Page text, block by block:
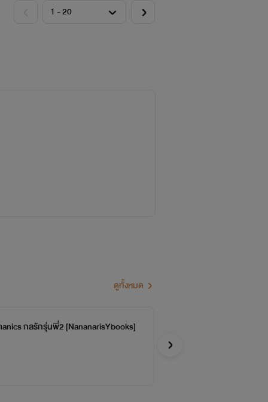
ดูทั้งหมด
กลรักรุ่นพี่2 [NananarisYbooks]